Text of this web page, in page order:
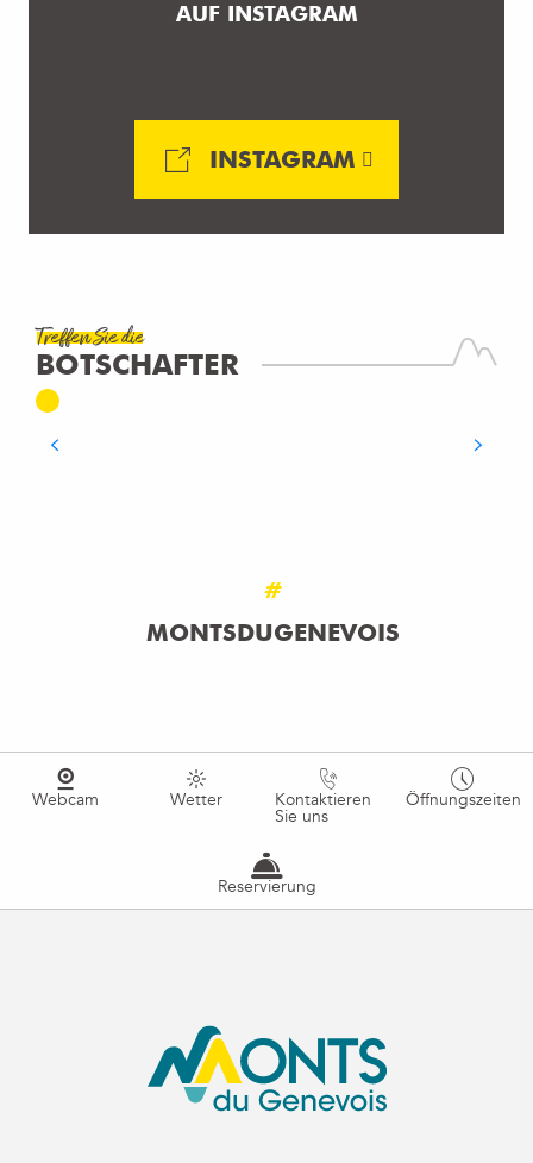
AUF INSTAGRAM
INSTAGRAM
Treffen Sie die
BOTSCHAFTERVINCENT HUMBERT
#
MONTSDUGENEVOIS
Webcam Wetter Kontaktieren
Sie uns
Öffnungszeiten
Reservierung